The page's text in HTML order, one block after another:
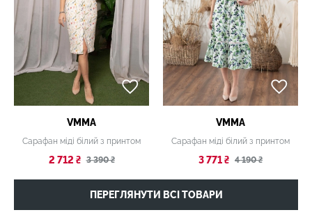
VMMA
Сарафан міді білий з принтом
2 712 ₴ 3 390 ₴
VMMA
Сарафан міді білий з принтом
3 771 ₴ 4 190 ₴
ПЕРЕГЛЯНУТИ ВСІ ТОВАРИ